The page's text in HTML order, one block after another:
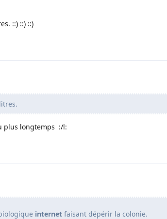
::) ::) ::)
plus longtemps :/l:
internet faisant dépérir la colonie.